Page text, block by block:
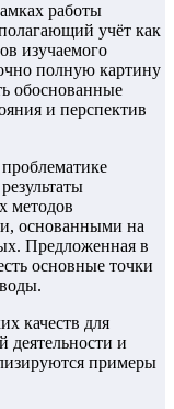
работы
учёт как
изучаемого
полную картину
обоснованные
и перспектив
методов
основанными на
Предложенная в
основные точки
качеств для
деятельности и
примеры